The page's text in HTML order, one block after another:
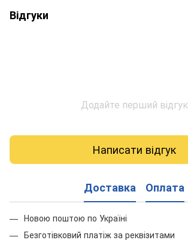
Відгуки
Додайте перший відгук
Написати відгук
Доставка Оплата
Новою поштою по Україні
Безготівковий платіж за реквізитами